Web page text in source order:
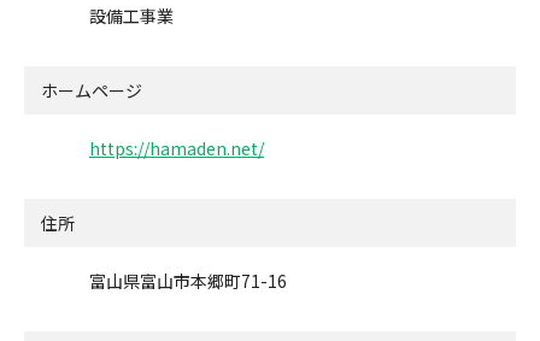
設備工事業
ホームページ
https://hamaden.net/
住所
富山県富山市本郷町71-16